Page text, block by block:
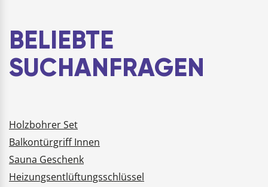
BELIEBTE
SUCHANFRAGEN
Holzbohrer Set
Balkontürgriff Innen
Sauna Geschenk
Heizungsentlüftungsschlüssel